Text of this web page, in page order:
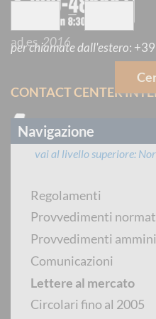
—
ad es.2016
Navigazione
vai al livello superiore
Regolamenti
Provvedimenti
Provvedimenti
Comunicazioni
Lettere al mercato
Circolari fino al 2005
per chiamate dall'estero:
CONTACT CENTER
PREVENTIVATORE
per chiamate dall'estero:+39